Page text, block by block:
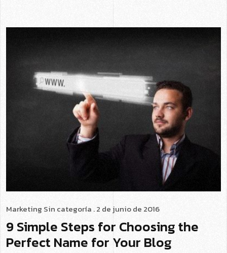
Marketing Sin categoría . 2 de junio de 2016
9 Simple Steps for Choosing the
Perfect Name for Your Blog